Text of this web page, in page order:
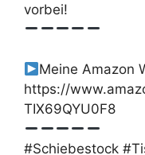
vorbei!
Meine Amazon
https://
TIX69QYU0F8
#Schiebestock